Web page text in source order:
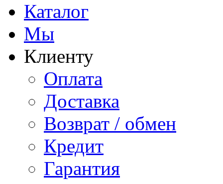
Каталог
Мы
Клиенту
Оплата
Доставка
Возврат / обмен
Кредит
Гарантия